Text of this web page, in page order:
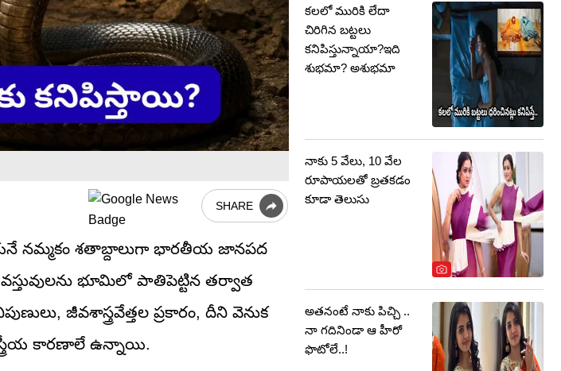
SHARE
నమ్మకం శతాబ్దాలుగా భారతీయ జానపద
భూమిలో పాతిపెట్టిన తర్వాత
జీవశాస్త్రవేత్తల ప్రకారం, దీని వెనుక
కారణాలే ఉన్నాయి.
కలలో మురికి లేదా
చిరిగిన బట్టలు
కనిపిస్తున్నాయా?ఇది
శుభమా? అశుభమా
నాకు 5 వేలు, 10 వేల
రూపాయలతో బ్రతకడం
కూడా తెలుసు
అతనంటే నాకు పిచ్చి ..
నా గదినిండా ఆ హీరో
ఫొటోలే..!